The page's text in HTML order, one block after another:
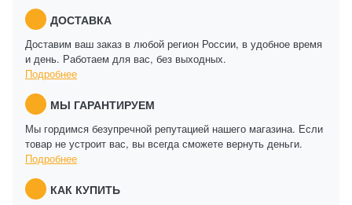
ДОСТАВКА
Доставим ваш заказ в любой регион России, в удобное время
и день. Работаем для вас, без выходных.
Подробнее
МЫ ГАРАНТИРУЕМ
Мы гордимся безупречной репутацией нашего магазина. Если
товар не устроит вас, вы всегда сможете вернуть деньги.
Подробнее
КАК КУПИТЬ